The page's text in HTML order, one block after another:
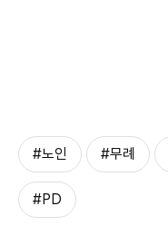
#노인 #무례
#PD